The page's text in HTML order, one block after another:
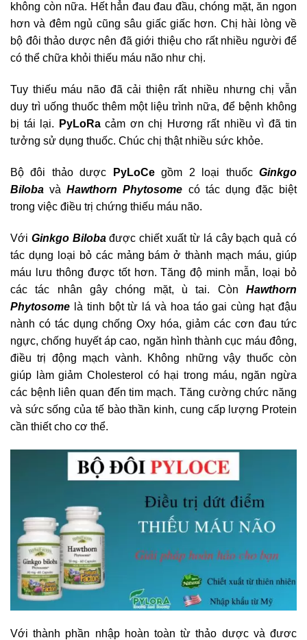
không còn nữa. Hết hẳn đau đau đầu, chóng mặt, ăn ngon
hơn và đêm ngủ cũng sâu giấc giấc hơn. Chị hài lòng về
bộ đôi thảo dược nên đã giới thiệu cho rất nhiều người để
có thể chữa khỏi thiếu máu não như chị.
Tuy thiếu máu não đã cải thiện rất nhiều nhưng chị vẫn
duy trì uống thuốc thêm một liệu trình nữa, để bệnh không
bị tái lại.
PyLoRacảm ơn chị Hương rất nhiều vì đã tin
tưởng sử dụng thuốc. Chúc chị thật nhiều sức khỏe.
Bộ đôi thảo dược PyLoCegồm 2 loại thuốcGinkgo
Biloba vàHawthorn Phytosome có tác dụng đặc biệt
trong việc điều trị chứng thiếu máu não.
Với Ginkgo Bilobađược chiết xuất từ lá cây bạch quả có
tác dụng loại bỏ các mảng bám ở thành mạch máu, giúp
máu lưu thông được tốt hơn. Tăng độ minh mẫn, loại bỏ
các tác nhân gây chóng mặt, ù tai. Còn Hawthorn
Phytosome là tinh bột từ lá và hoa táo gai cùng hạt đậu
nành có tác dụng chống Oxy hóa, giảm các cơn đau tức
ngực, chống huyết áp cao, ngăn hình thành cục máu đông,
điều trị động mạch vành. Không những vậy thuốc còn
giúp làm giảm Cholesterol có hại trong máu, ngăn ngừa
các bệnh liên quan đến tim mạch. Tăng cường chức năng
và sức sống của tế bào thần kinh, cung cấp lượng Protein
cần thiết cho cơ thể.
Với thành phần nhập hoàn toàn từ thảo dược và đươc